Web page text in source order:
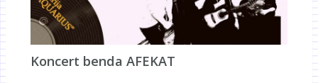
Koncert benda AFEKAT